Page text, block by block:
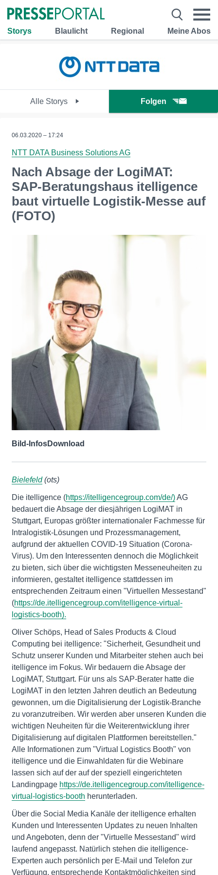
Storys Blaulicht Regional Meine Abos
Alle Storys Folgen
06.03.2020 – 17:24
NTT DATA Business Solutions AG
Nach Absage der LogiMAT:
SAP-Beratungshaus itelligence
baut virtuelle Logistik-Messe auf
(FOTO)
Bild-InfosDownload
Bielefeld(ots)
Die itelligence (https://itelligencegroup.com/de/)AG
bedauert die Absage der diesjährigen LogiMAT in
Stuttgart, Europas größter internationaler Fachmesse für
Intralogistik-Lösungen und Prozessmanagement,
aufgrund der aktuellen COVID-19 Situation (Corona-
Virus). Um den Interessenten dennoch die Möglichkeit
zu bieten, sich über die wichtigsten Messeneuheiten zu
informieren, gestaltet itelligence stattdessen im
entsprechenden Zeitraum einen "Virtuellen Messestand"
(https://de.itelligencegroup.com/itelligence-virtual-
logistics-booth).
Oliver Schöps, Head of Sales Products & Cloud
Computing bei itelligence: "Sicherheit, Gesundheit und
Schutz unserer Kunden und Mitarbeiter stehen auch bei
itelligence im Fokus. Wir bedauern die Absage der
LogiMAT, Stuttgart. Für uns als SAP-Berater hatte die
LogiMAT in den letzten Jahren deutlich an Bedeutung
gewonnen, um die Digitalisierung der Logistik-Branche
zu voranzutreiben. Wir werden aber unseren Kunden die
wichtigen Neuheiten für die Weiterentwicklung ihrer
Digitalisierung auf digitalen Plattformen bereitstellen."
Alle Informationen zum "Virtual Logistics Booth" von
itelligence und die Einwahldaten für die Webinare
lassen sich auf der auf der speziell eingerichteten
Landingpage https://de.itelligencegroup.com/itelligence-
virtual-logistics-booth herunterladen.
Über die Social Media Kanäle der itelligence erhalten
Kunden und Interessenten Updates zu neuen Inhalten
und Angeboten, denn der "Virtuelle Messestand" wird
laufend angepasst. Natürlich stehen die itelligence-
Experten auch persönlich per E-Mail und Telefon zur
Verfügung, entsprechende Kontaktmöglichkeiten sind